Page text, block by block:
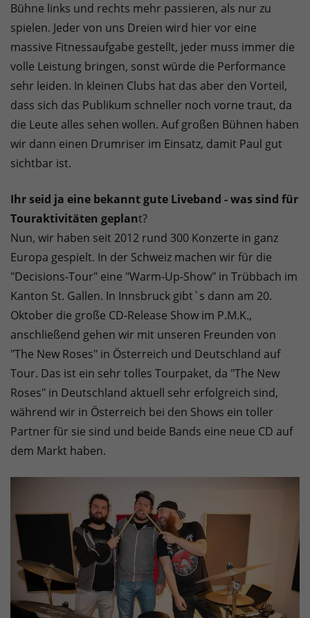
Bühne links und rechts mehr passieren, als nur zu
spielen. Jeder von uns Dreien wird hier vor eine
massive Fitnessaufgabe gestellt, jeder muss immer die
volle Leistung bringen, sonst würde die Performance
sehr leiden. In kleinen Clubs hat das aber den Vorteil,
dass sich das Publikum schneller noch vorne traut, da
die Leute alles sehen wollen. Auf großen Bühnen haben
wir dann einen Drumriser im Einsatz, damit Paul gut
sichtbar ist.
Ihr seid ja eine bekannt gute Liveband - was sind für
Touraktivitäten geplant?
Nun, wir haben seit 2012 rund 300 Konzerte in ganz
Europa gespielt. In der Schweiz machen wir für die
"Decisions-Tour" eine "Warm-Up-Show" in Trübbach im
Kanton St. Gallen. In Innsbruck gibt`s dann am 20.
Oktober die große CD-Release Show im P.M.K.,
anschließend gehen wir mit unseren Freunden von
"The New Roses" in Österreich und Deutschland auf
Tour. Das ist ein sehr tolles Tourpaket, da "The New
Roses" in Deutschland aktuell sehr erfolgreich sind,
während wir in Österreich bei den Shows ein toller
Partner für sie sind und beide Bands eine neue CD auf
dem Markt haben.